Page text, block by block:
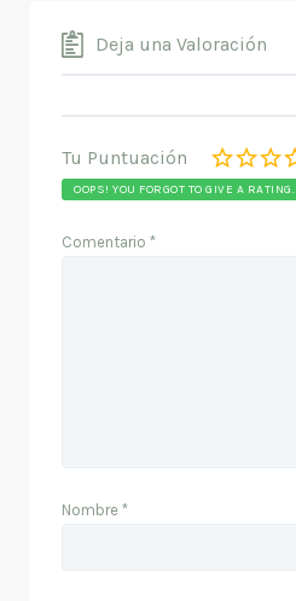
Deja una Valoración
Tu Puntuación
OOPS! YOU FORGOT TO GIVE A RATING.
Comentario *
Nombre *